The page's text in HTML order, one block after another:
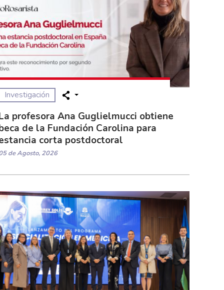
Investigación
profesora Ana Guglielmucci obtiene
de la Fundación Carolina para
corta postdoctoral
de Agosto, 2026